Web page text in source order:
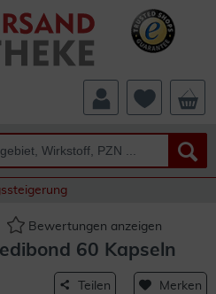
Bewertungen anzeigen
60 Kapseln
Teilen Merken